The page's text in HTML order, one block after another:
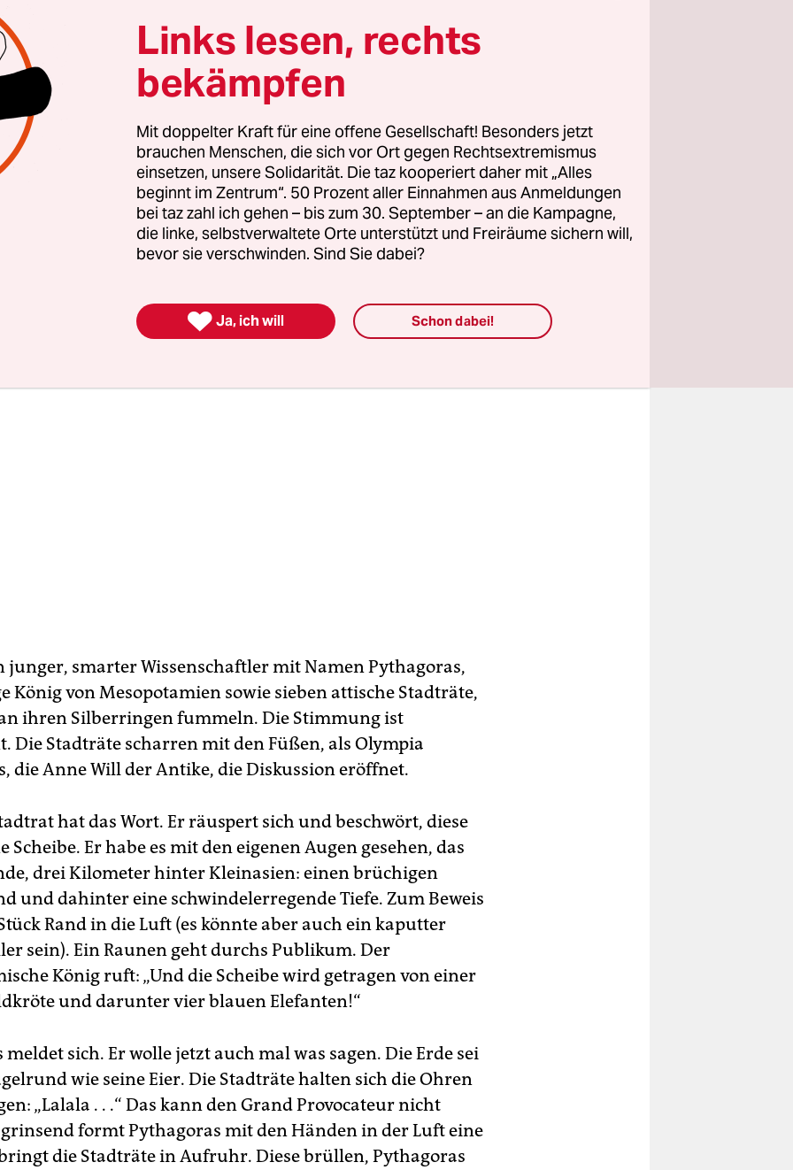
als ein eitertriefendes Geschwür unserer
Zeit. Das ist natürlich nicht wahr. Öffentliche
es schon immer gegeben. Sie hießen nur anders:
Romana“, „Menschen bei Machiavelli“, „Talk im
oder wie auch immer. Manche waren gut, andere
aber Ausdruck ihrer Ära.
uns zurück ins fünfte vorchristliche Jahrhundert, in eine
Halle im Herzen von Athen. Hunderte Zuschauer
ihren Papyrusflyern, neugierig auf die große Kontroverse,
junger, smarter Wissenschaftler mit Namen Pythagoras,
König von Mesopotamien sowie sieben attische Stadträte,
ihren Silberringen fummeln. Die Stimmung ist
Die Stadträte scharren mit den Füßen, als Olympia
die Anne Will der Antike, die Diskussion eröffnet.
hat das Wort. Er räuspert sich und beschwört, diese
Scheibe. Er habe es mit den eigenen Augen gesehen, das
drei Kilometer hinter Kleinasien: einen brüchigen
und dahinter eine schwindelerregende Tiefe. Zum Beweis
Rand in die Luft (es könnte aber auch ein kaputter
sein). Ein Raunen geht durchs Publikum. Der
König ruft: „Und die Scheibe wird getragen von einer
und darunter vier blauen Elefanten!“
sich. Er wolle jetzt auch mal was sagen. Die Erde sei
wie seine Eier. Die Stadträte halten sich die Ohren
„Lalala . . .“ Das kann den Grand Provocateur nicht
formt Pythagoras mit den Händen in der Luft eine
die Stadträte in Aufruhr. Diese brüllen, Pythagoras
Links lesen, rechts
bekämpfen
Mit doppelter Kraft für eine offene Gesellschaft! Besonders jetzt
brauchen Menschen, die sich vor Ort gegen Rechtsextremismus
einsetzen, unsere Solidarität. Die taz kooperiert daher mit „Alles
beginnt im Zentrum“. 50 Prozent aller Einnahmen aus Anmeldungen
bei taz zahl ich gehen – bis zum 30. September – an die Kampagne,
die linke, selbstverwaltete Orte unterstützt und Freiräume sichern will,
bevor sie verschwinden. Sind Sie dabei?
 Ja, ich will Schon dabei!